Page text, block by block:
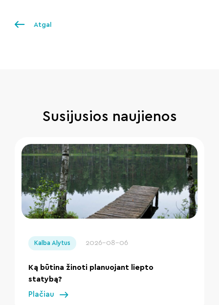
Atgal
Susijusios naujienos
Kalba Alytus 2026-08-06
Ką būtina žinoti planuojant liepto
statybą?
Plačiau